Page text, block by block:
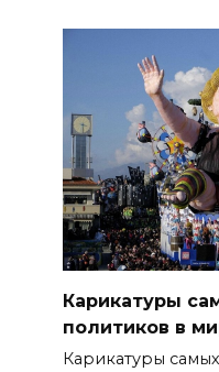
Карикатуры
политиков в
Карикатуры